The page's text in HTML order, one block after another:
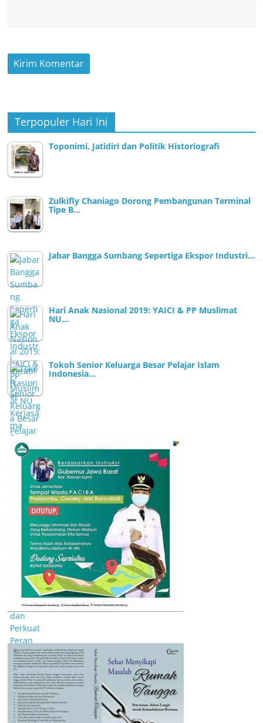
Terpopuler Hari Ini
Toponimi, Jatidiri dan Politik Historiografi
Zulkifly Chaniago Dorong Pembangunan Terminal
Tipe B…
Jabar Bangga Sumbang Sepertiga Ekspor Industri…
Hari Anak Nasional 2019: YAICI & PP Muslimat
NU…
Tokoh Senior Keluarga Besar Pelajar Islam
Indonesia…